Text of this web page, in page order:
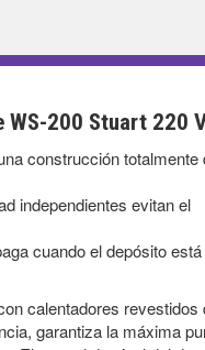
200 Stuart 220
construcción totalmente
independientes evitan el
cuando el depósito está
calentadores revestidos
garantiza la máxima